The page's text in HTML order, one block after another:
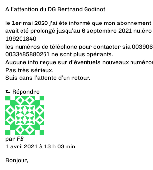
A l’attention du DG Bertrand Godinot
le 1er mai 2020 j’ai été informé que mon
avait été prolongé jusqu’au 6 septembre 2021
199201840
les numéros de téléphone pour contacter sia
0033485880261 ne sont plus opérants.
Aucune info reçue sur d’éventuels nouveaux
Pas très sérieux.
Suis dans l’attente d’un retour.
⮑ Répondre
parFB
1 avril 2021 à 13 h 03 min
Bonjour,